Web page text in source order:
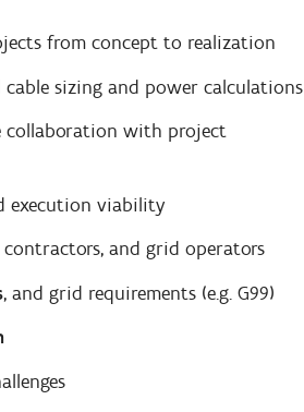
from concept to realization
sizing and power calculations
collaboration with project
execution viability
contractors, and grid operators
, and grid requirements (e.g. G99)